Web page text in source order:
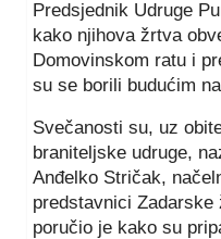
Predsjednik Udruge
kako njihova žrtva
Domovinskom ratu i
su se borili budućim
Svečanosti su, uz
braniteljske udruge,
Anđelko Stričak,
predstavnici Zadarske
poručio je kako su